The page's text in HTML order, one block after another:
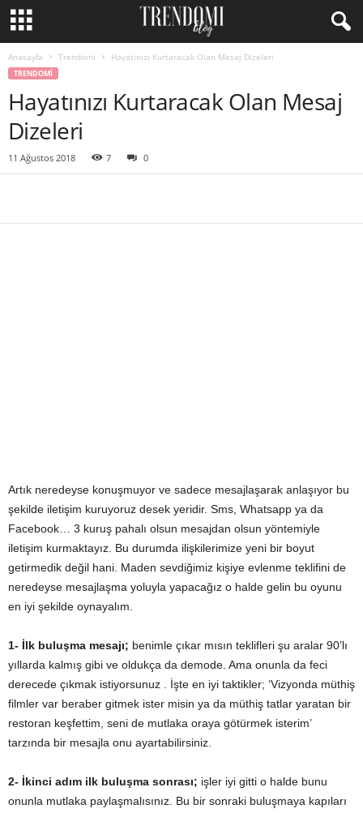
Anasayfa Trendomi Hayatınızı Kurtaracak Olan Mesaj Dizeleri
TRENDOMI
Hayatınızı Kurtaracak Olan Mesaj
Dizeleri
11 Ağustos 2018 7 0
Artık neredeyse konuşmuyor ve sadece mesajlaşarak anlaşıyor bu
şekilde iletişim kuruyoruz desek yeridir. Sms, Whatsapp ya da
Facebook… 3 kuruş pahalı olsun mesajdan olsun yöntemiyle
iletişim kurmaktayız. Bu durumda ilişkilerimize yeni bir boyut
getirmedik değil hani. Maden sevdiğimiz kişiye evlenme teklifini de
neredeyse mesajlaşma yoluyla yapacağız o halde gelin bu oyunu
en iyi şekilde oynayalım.
1- İlk buluşma mesajı; benimle çıkar mısın teklifleri şu aralar 90’lı
yıllarda kalmış gibi ve oldukça da demode. Ama onunla da feci
derecede çıkmak istiyorsunuz . İşte en iyi taktikler; ‘Vizyonda müthiş
filmler var beraber gitmek ister misin ya da müthiş tatlar yaratan bir
restoran keşfettim, seni de mutlaka oraya götürmek isterim’
tarzında bir mesajla onu ayartabilirsiniz.
2- İkinci adım ilk buluşma sonrası; işler iyi gitti o halde bunu
onunla mutlaka paylaşmalısınız. Bu bir sonraki buluşmaya kapıları